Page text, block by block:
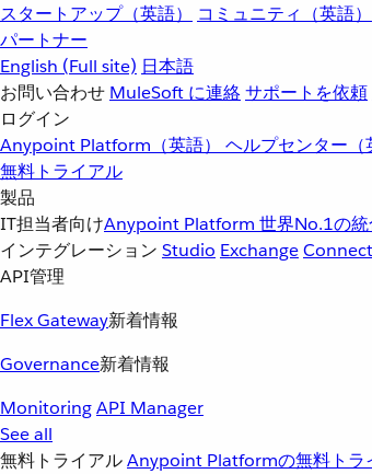
スタートアップ（英語）
コミュニティ（英語）
パートナー
English (Full site) 日本語
お問い合わせ MuleSoft に連絡サポートを依頼
ログイン
Anypoint Platform（英語） ヘルプセンター（
無料トライアル
製品
IT担当者向けAnypoint Platform 世界No.1の
インテグレーション Studio Exchange
API管理
Flex Gateway新着情報
Governance新着情報
MonitoringAPI Manager
See all
無料トライアルAnypoint Platformの無料トラ